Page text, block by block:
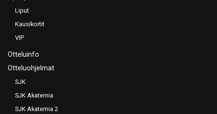
Liput
Kausikortit
VIP
Otteluinfo
Otteluohjelmat
SJK
SJK Akatemia
SJK Akatemia 2